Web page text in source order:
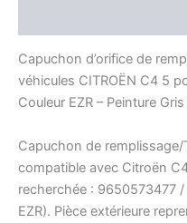
1517C1
EZRC
Capuchon d’orifice de
véhicules CITROËN C4 5
Couleur EZR – Peinture
Capuchon de remplissage/
compatible avec Citroën
recherchée : 9650573477
EZR). Pièce extérieure